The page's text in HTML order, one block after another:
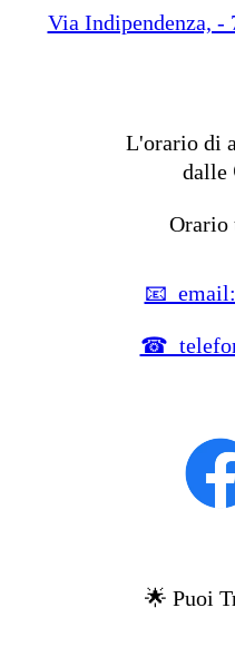
Via Indipendenza, -
L'orario di
dalle
Orario
📧
☎
🌟 Puoi